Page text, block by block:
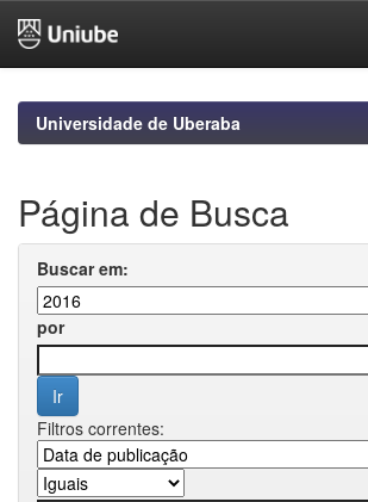
navigationUniversidade de Uberaba
Página de Busca
Buscar em:
por
Filtros correntes: